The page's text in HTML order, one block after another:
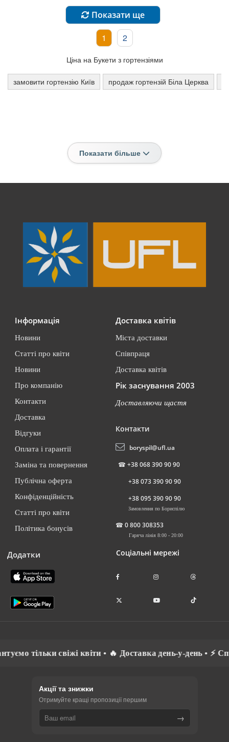
Показати ще
1 2
Ціна на Букети з гортензіями
замовити гортензію Київ продаж гортензій Біла Церква
Показати більше
Інформація
Новини
Статті про квіти
Новини
Про компанію
Контакти
Доставка
Відгуки
Оплата і гарантії
Заміна та повернення
Публічна оферта
Конфіденційність
Статті про квіти
Політика бонусів
Додатки
Доставка квітів
Міста доставки
Співпраця
Доставка квітів
Рік заснування 2003
Доставляючи щастя
Контакти
boryspil@ufl.ua
☎ +38 068 390 90 90
+38 073 390 90 90
+38 095 390 90 90
Замовлення по Бориспілю
☎ 0 800 308353
Гаряча лінія 8:00 - 20:00
Соціальні мережі
Доставка день-у-день • ⚡ Спілкуємось рідною мовою
Акції та знижки
Отримуйте кращі пропозиції першим
→